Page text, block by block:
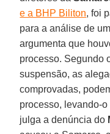
e a BHP Biliton, foi
para a análise de
argumenta que
processo. Segundo
suspensão, as
comprovadas,
processo, levando-o
julga a denúncia do